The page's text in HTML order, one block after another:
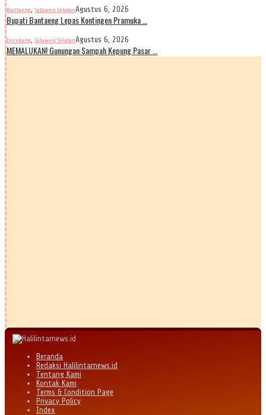
Bantaeng, Sulawesi SelatanAgustus 6, 2026
Bupati Bantaeng Lepas Kontingen Pramuka …
Enrekang, Sulawesi SelatanAgustus 6, 2026
MEMALUKAN! Gunungan Sampah Kepung Pasar …
Beranda
Redaksi Halilintarnews.id
Tentang Kami
Kontak Kami
Terms & Condition Page
Privacy Policy
Index